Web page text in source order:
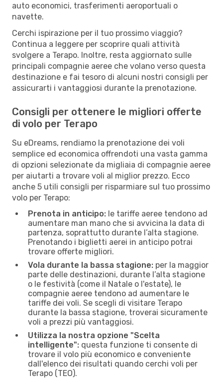
auto economici, trasferimenti aeroportuali o
navette.
Cerchi ispirazione per il tuo prossimo viaggio?
Continua a leggere per scoprire quali attività
svolgere a Terapo. Inoltre, resta aggiornato sulle
principali compagnie aeree che volano verso questa
destinazione e fai tesoro di alcuni nostri consigli per
assicurarti i vantaggiosi durante la prenotazione.
Consigli per ottenere le migliori offerte
di volo per Terapo
Su eDreams, rendiamo la prenotazione dei voli
semplice ed economica offrendoti una vasta gamma
di opzioni selezionate da migliaia di compagnie aeree
per aiutarti a trovare voli al miglior prezzo. Ecco
anche 5 utili consigli per risparmiare sul tuo prossimo
volo per Terapo:
Prenota in anticipo: le tariffe aeree tendono ad
aumentare man mano che si avvicina la data di
partenza, soprattutto durante l’alta stagione.
Prenotando i biglietti aerei in anticipo potrai
trovare offerte migliori.
Vola durante la bassa stagione: per la maggior
parte delle destinazioni, durante l’alta stagione
o le festività (come il Natale o l'estate), le
compagnie aeree tendono ad aumentare le
tariffe dei voli. Se scegli di visitare Terapo
durante la bassa stagione, troverai sicuramente
voli a prezzi più vantaggiosi.
Utilizza la nostra opzione "Scelta
intelligente": questa funzione ti consente di
trovare il volo più economico e conveniente
dall'elenco dei risultati quando cerchi voli per
Terapo (TEO).